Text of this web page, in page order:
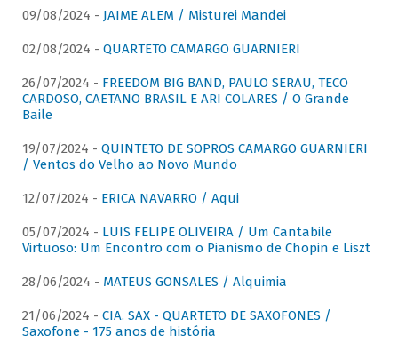
09/08/2024 - JAIME ALEM / Misturei Mandei
02/08/2024 - QUARTETO CAMARGO GUARNIERI
26/07/2024 - FREEDOM BIG BAND, PAULO SERAU, TECO
CARDOSO, CAETANO BRASIL E ARI COLARES / O Grande
Baile
19/07/2024 - QUINTETO DE SOPROS CAMARGO GUARNIERI
/ Ventos do Velho ao Novo Mundo
12/07/2024 - ERICA NAVARRO / Aqui
05/07/2024 - LUIS FELIPE OLIVEIRA / Um Cantabile
Virtuoso: Um Encontro com o Pianismo de Chopin e Liszt
28/06/2024 - MATEUS GONSALES / Alquimia
21/06/2024 - CIA. SAX - QUARTETO DE SAXOFONES /
Saxofone - 175 anos de história